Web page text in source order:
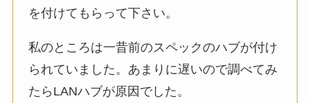
を付けてもらって下さい。
私のところは一昔前のスペックのハブが付け
られていました。あまりに遅いので調べてみ
たらLANハブが原因でした。